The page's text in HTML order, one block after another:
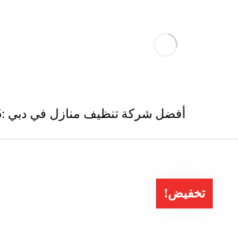
أفضل شركة تنظيف منازل في دبي :0504348425
تخفيض!